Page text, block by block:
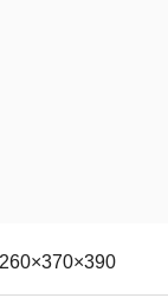
390×370×260ملم